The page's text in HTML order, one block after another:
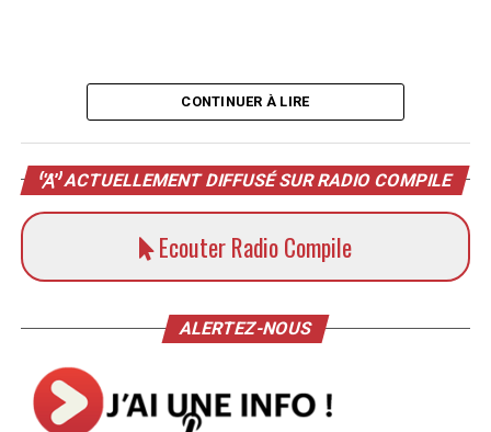
CONTINUER À LIRE
ACTUELLEMENT DIFFUSÉ SUR RADIO COMPILE
Ecouter Radio Compile
ALERTEZ-NOUS